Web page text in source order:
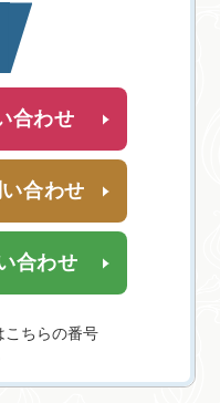
合わせ
合わせ
合わせ
ちらの番号